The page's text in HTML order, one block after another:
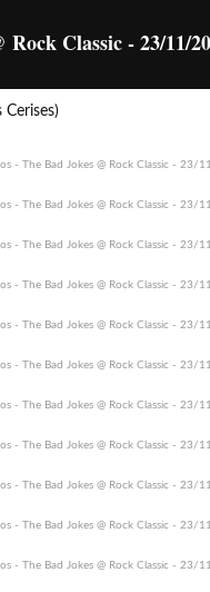
Rock Classic - 23/11/